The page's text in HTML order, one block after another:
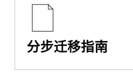
分步迁移指南